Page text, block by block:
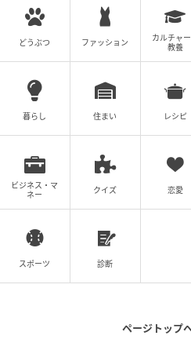
mamagirl
品のよい光沢感が大人かわい
どうぶつ ファッション
カルチャー
教養
暮らし 住まい レシピ
ビジネス・マ
ネー
クイズ 恋愛
スポーツ 診断
ページトップ